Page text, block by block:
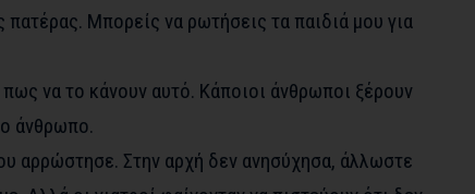
Μπορείς να ρωτήσεις τα παιδιά μου για
να το κάνουν αυτό. Κάποιοι άνθρωποι ξέρουν
άνθρωπο.
αρρώστησε. Στην αρχή δεν ανησύχησα, άλλωστε